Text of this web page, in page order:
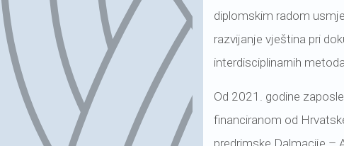
diplomskim radom
razvijanje vještina pri
interdisciplinarnih
Od 2021. godine
financiranom od
predrimske Dalmacije –